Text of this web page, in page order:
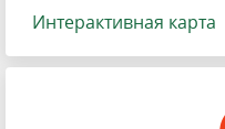
Интерактивная карта